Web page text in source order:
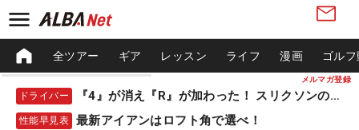
メルマガ登録
全ツアー ギア レッスン ライフ 漫画 ゴル
ドライバー 『4』が消え『R』が加わった！ スリクソンの新作
性能早見表 最新アイアンはロフト角で選べ！